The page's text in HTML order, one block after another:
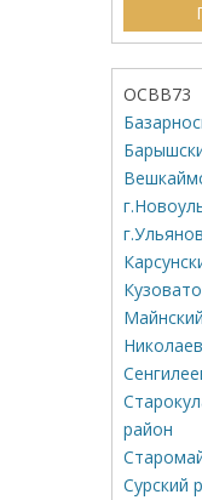
ОСВВ73
район
Сурский